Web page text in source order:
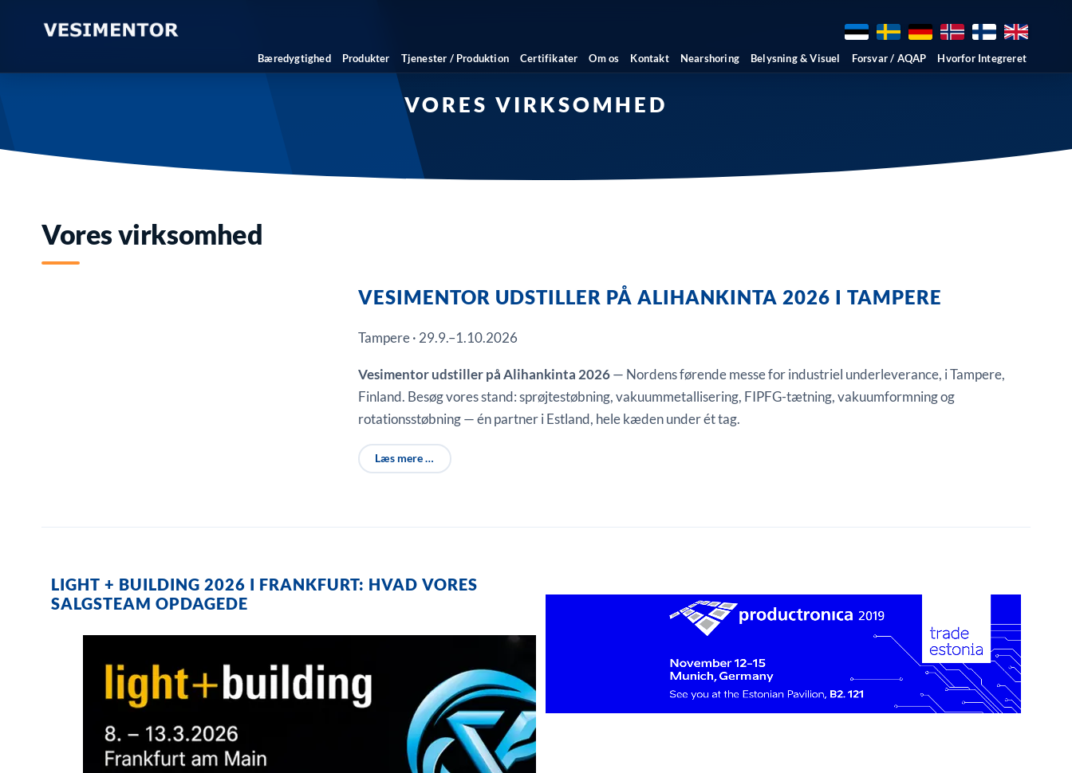
Bæredygtighed Produkter Tjenester / Produktion Certifikater Om os Kontakt Nearshoring Belysning & Visuel Forsvar / AQAP Hvorfor Integreret
VORES VIRKSOMHED
Vores virksomhed
VESIMENTOR UDSTILLER PÅ ALIHANKINTA 2026 I TAMPERE
Tampere · 29.9.–1.10.2026
Vesimentor udstiller på Alihankinta 2026— Nordens førende messe for industriel underleverance, i Tampere,
Finland. Besøg vores stand: sprøjtestøbning, vakuummetallisering, FIPFG-tætning, vakuumformning og
rotationsstøbning — én partner i Estland, hele kæden under ét tag.
Læs mere …
LIGHT + BUILDING 2026 I FRANKFURT: HVAD VORES
SALGSTEAM OPDAGEDE